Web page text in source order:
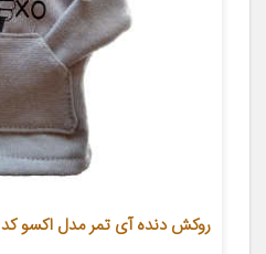
روکش دنده آی تمر مدل اکسو کد 46